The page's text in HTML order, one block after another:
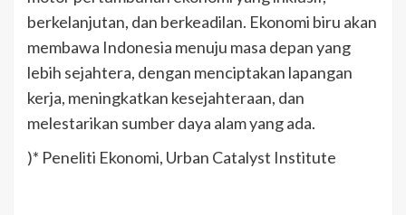
berkelanjutan, dan berkeadilan. Ekonomi biru akan
membawa Indonesia menuju masa depan yang
lebih sejahtera, dengan menciptakan lapangan
kerja, meningkatkan kesejahteraan, dan
melestarikan sumber daya alam yang ada.
)* Peneliti Ekonomi, Urban Catalyst Institute